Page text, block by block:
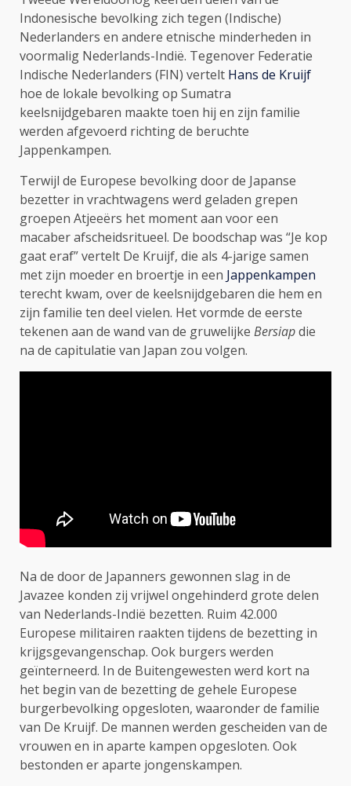
Indonesische bevolking zich tegen (Indische)
Nederlanders en andere etnische minderheden in
voormalig Nederlands-Indië. Tegenover Federatie
Indische Nederlanders (FIN) vertelt Hans de Kruijf
hoe de lokale bevolking op Sumatra
keelsnijdgebaren maakte toen hij en zijn familie
werden afgevoerd richting de beruchte
Jappenkampen.
Terwijl de Europese bevolking door de Japanse
bezetter in vrachtwagens werd geladen grepen
groepen Atjeeërs het moment aan voor een
macaber afscheidsritueel. De boodschap was “Je kop
gaat eraf” vertelt De Kruijf, die als 4-jarige samen
met zijn moeder en broertje in een Jappenkampen
terecht kwam, over de keelsnijdgebaren die hem en
zijn familie ten deel vielen. Het vormde de eerste
tekenen aan de wand van de gruwelijke Bersiapdie
na de capitulatie van Japan zou volgen.
Na de door de Japanners gewonnen slag in de
Javazee konden zij vrijwel ongehinderd grote delen
van Nederlands-Indië bezetten. Ruim 42.000
Europese militairen raakten tijdens de bezetting in
krijgsgevangenschap. Ook burgers werden
geïnterneerd. In de Buitengewesten werd kort na
het begin van de bezetting de gehele Europese
burgerbevolking opgesloten, waaronder de familie
van De Kruijf. De mannen werden gescheiden van de
vrouwen en in aparte kampen opgesloten. Ook
bestonden er aparte jongenskampen.